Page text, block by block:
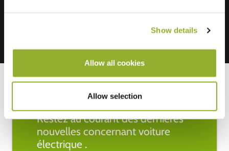
Show details
Allow all cookies
Allow selection
Restez au courant des dernières
nouvelles concernant voiture
électrique .